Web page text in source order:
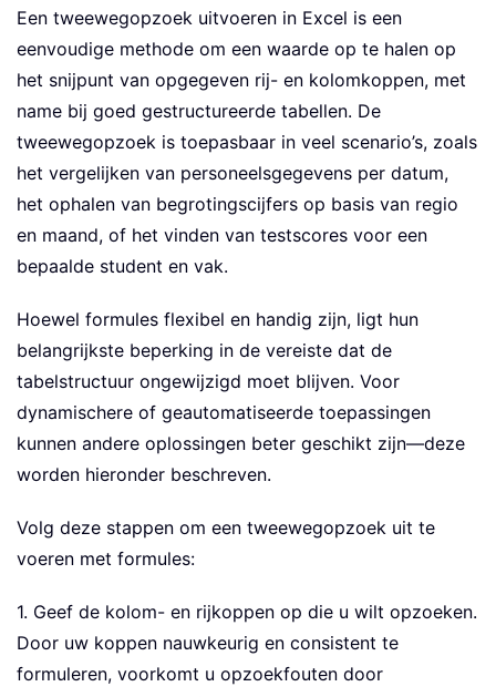
Een tweewegopzoek uitvoeren in Excel is een
eenvoudige methode om een waarde op te halen op
het snijpunt van opgegeven rij- en kolomkoppen, met
name bij goed gestructureerde tabellen. De
tweewegopzoek is toepasbaar in veel scenario’s, zoals
het vergelijken van personeelsgegevens per datum,
het ophalen van begrotingscijfers op basis van regio
en maand, of het vinden van testscores voor een
bepaalde student en vak.
Hoewel formules flexibel en handig zijn, ligt hun
belangrijkste beperking in de vereiste dat de
tabelstructuur ongewijzigd moet blijven. Voor
dynamischere of geautomatiseerde toepassingen
kunnen andere oplossingen beter geschikt zijn—deze
worden hieronder beschreven.
Volg deze stappen om een tweewegopzoek uit te
voeren met formules:
1. Geef de kolom- en rijkoppen op die u wilt opzoeken.
Door uw koppen nauwkeurig en consistent te
formuleren, voorkomt u opzoekfouten door